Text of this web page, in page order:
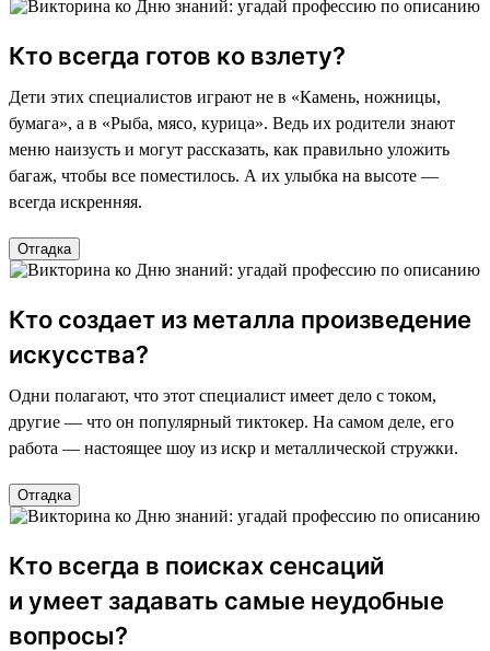
Кто всегда готов ко взлету?
Дети этих специалистов играют не в «Камень, ножницы,
бумага», а в «Рыба, мясо, курица». Ведь их родители знают
меню наизусть и могут рассказать, как правильно уложить
багаж, чтобы все поместилось. А их улыбка на высоте —
всегда искренняя.
Отгадка
Кто создает из металла произведение
искусства?
Одни полагают, что этот специалист имеет дело с током,
другие — что он популярный тиктокер. На самом деле, его
работа — настоящее шоу из искр и металлической стружки.
Отгадка
Кто всегда в поисках сенсаций
и умеет задавать самые неудобные
вопросы?